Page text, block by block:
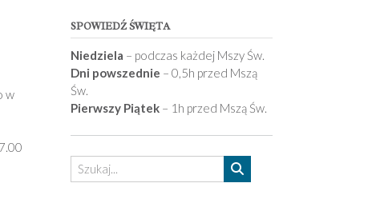
w
SPOWIEDŹ ŚWIĘTA
Niedziela – podczas każdej Mszy Św.
Dni powszednie – 0,5h przed Mszą
Św.
Pierwszy Piątek– 1h przed Mszą Św.